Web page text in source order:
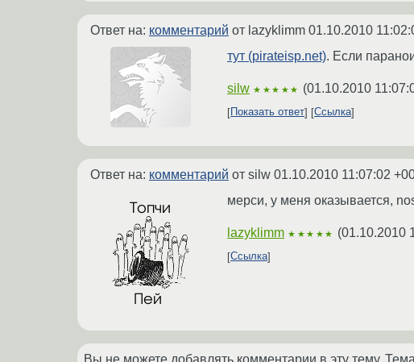
Ответ на: комментарий от lazyklimm 01.10.2010
тут (pirateisp.net). Если
silw ★★★★★ (01.10.2010
Показать ответ Ссылка
Ответ на: комментарий от silw 01.10.2010 11:07:02
мерси, у меня оказывается,
lazyklimm ★★★★★ (01.10.2010
Ссылка
Вы не можете добавлять комментарии в эту тему.